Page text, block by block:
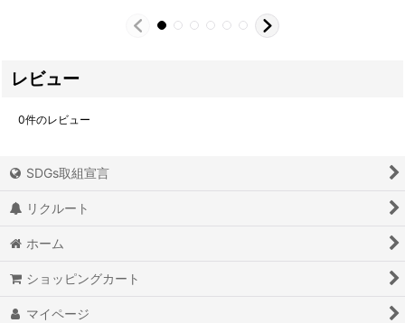
レビュー
0件のレビュー
SDGs取組宣言
リクルート
ホーム
ショッピングカート
マイページ